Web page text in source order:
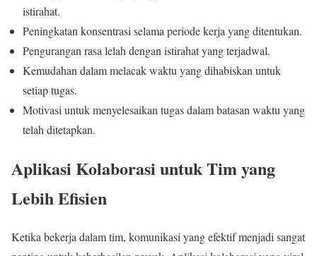
istirahat.
Peningkatan konsentrasi selama periode kerja yang ditentukan.
Pengurangan rasa lelah dengan istirahat yang terjadwal.
Kemudahan dalam melacak waktu yang dihabiskan untuk
setiap tugas.
Motivasi untuk menyelesaikan tugas dalam batasan waktu yang
telah ditetapkan.
Aplikasi Kolaborasi untuk Tim yang
Lebih Efisien
Ketika bekerja dalam tim, komunikasi yang efektif menjadi sangat